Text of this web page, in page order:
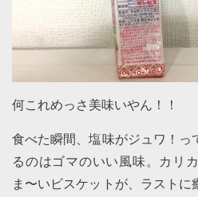
何これめっさ美味いやん！！
食べた瞬間、塩味がジュワ！
るのはゴマのいい風味。カリ
ま〜いビスケットが、ラストに